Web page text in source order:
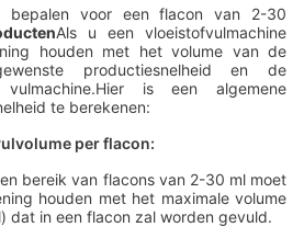
bepalen voor een flacon van 2-30
Als u een vloeistofvulmachine
houden met het volume van de
productiesnelheid en de
is een algemene
te berekenen:
per flacon:
bereik van flacons van 2-30 ml moet
houden met het maximale volume
dat in een flacon zal worden gevuld.